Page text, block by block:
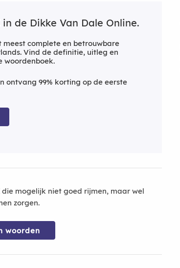
in de Dikke Van Dale Online.
meest complete en betrouwbare
Vind de definitie, uitleg en
woordenboek.
ontvang 99% korting op de eerste
die mogelijk niet goed rijmen, maar wel
zorgen.
woorden